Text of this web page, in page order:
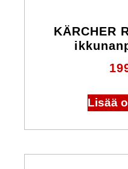
KÄRCHER
Lisää